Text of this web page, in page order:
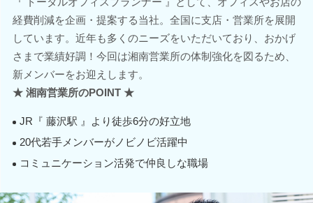
経費削減を企画・提案する当社。全国に支店・営業所を展開
しています。近年も多くのニーズをいただいており、おかげ
さまで業績好調！今回は湘南営業所の体制強化を図るため、
新メンバーをお迎えします。
★ 湘南営業所のPOINT ★
JR『 藤沢駅 』より徒歩6分の好立地
20代若手メンバーがノビノビ活躍中
コミュニケーション活発で仲良しな職場